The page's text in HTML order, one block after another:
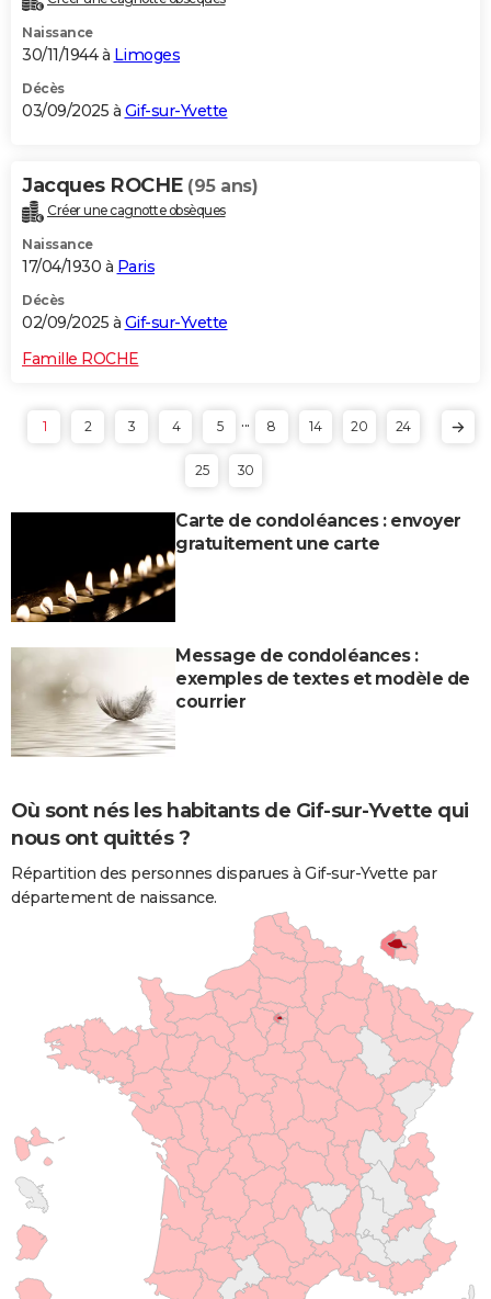
Naissance
30/11/1944 à Limoges
Décès
03/09/2025 à Gif-sur-Yvette
Jacques ROCHE (95 ans)
Créer une cagnotte obsèques
Naissance
17/04/1930 à Paris
Décès
02/09/2025 à Gif-sur-Yvette
Famille ROCHE
1 2 3 4 5 ... 8 14 20 24
25 30
Carte de condoléances : envoyer
gratuitement une carte
Message de condoléances :
exemples de textes et modèle de
courrier
Où sont nés les habitants de Gif-sur-Yvette qui
nous ont quittés ?
Répartition des personnes disparues à Gif-sur-Yvette par
département de naissance.